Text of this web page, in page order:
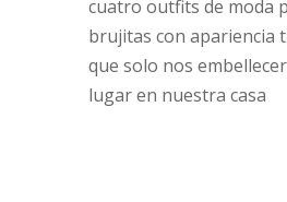
cuatro outfits de moda
brujitas con apariencia
que solo nos
lugar en nuestra casa